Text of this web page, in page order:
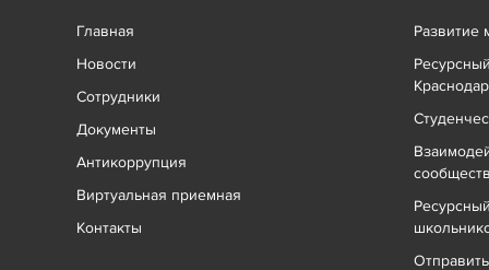
Главная
Новости
Сотрудники
Документы
Антикоррупция
Виртуальная приемная
Контакты
Развитие